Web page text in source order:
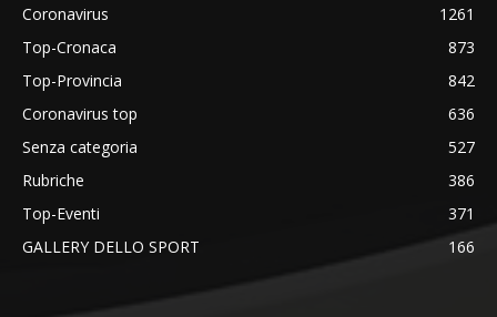
Coronavirus
1261
Top-Cronaca
873
Top-Provincia
842
Coronavirus top
636
Senza categoria
527
Rubriche
386
Top-Eventi
371
GALLERY DELLO SPORT
166